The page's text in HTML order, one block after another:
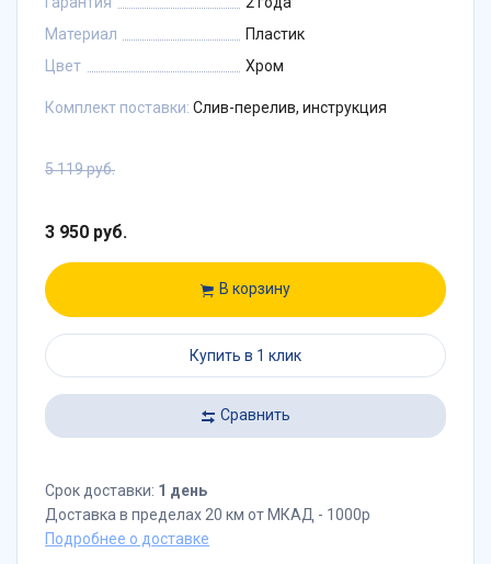
Материал
Пластик
Цвет
Хром
Комплект поставки: Слив-перелив, инструкция
5 119 руб.
3 950 руб.
В корзину
Купить в 1 клик
Сравнить
Срок доставки: 1 день
Доставка в пределах 20 км от МКАД - 1000р
Подробнее о доставке